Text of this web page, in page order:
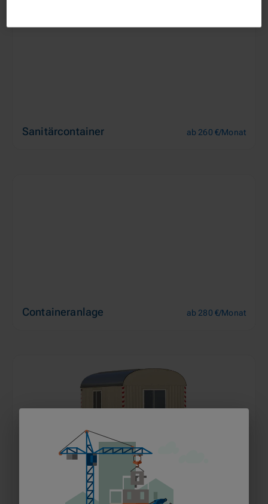
Sanitärcontainer ab 260 €/Monat
Containeranlage ab 280 €/Monat